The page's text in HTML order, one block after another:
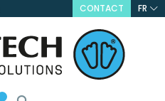
CONTACT FR